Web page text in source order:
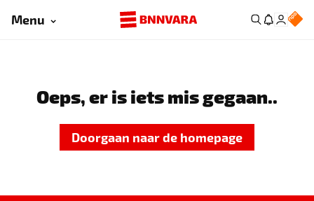
Menu
Oeps, er is iets mis gegaan..
Doorgaan naar de homepage